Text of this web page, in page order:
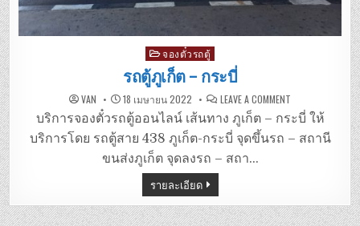
Posted
in
จองตั๋วรถตู้
รถตู้ภูเก็ต – กระบี่
VAN 18 เมษายน 2022 LEAVE A COMMENT
ตู้
ภูเก็ต
–
กระบี่
บริการจองตั๋วรถตู้ออนไลน์ เส้นทาง ภูเก็ต – กระบี่ ให้
บริการโดย รถตู้สาย 438 ภูเก็ต-กระบี่ จุดขึ้นรถ – สถานี
ขนส่งภูเก็ต จุดลงรถ – สถา…
รายละเอียด